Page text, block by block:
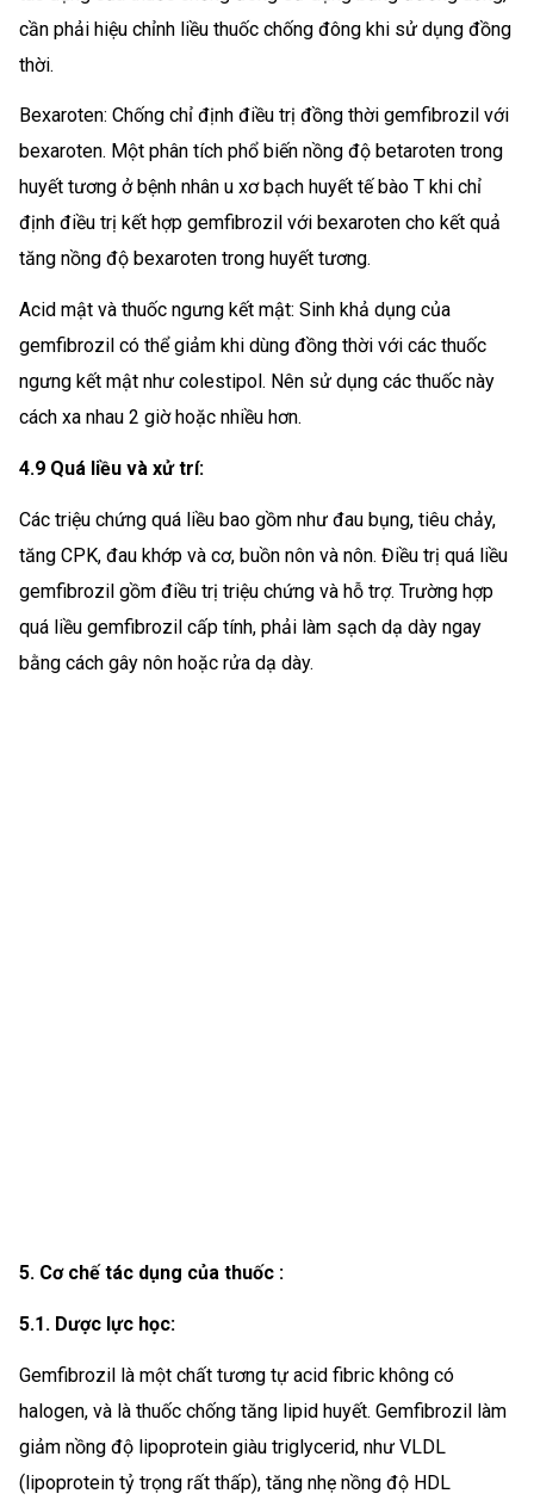
cần phải hiệu chỉnh liều thuốc chống đông khi sử dụng đồng
thời.
Bexaroten: Chống chỉ định điều trị đồng thời gemfibrozil với
bexaroten. Một phân tích phổ biến nồng độ betaroten trong
huyết tương ở bệnh nhân u xơ bạch huyết tế bào T khi chỉ
định điều trị kết hợp gemfibrozil với bexaroten cho kết quả
tăng nồng độ bexaroten trong huyết tương.
Acid mật và thuốc ngưng kết mật: Sinh khả dụng của
gemfibrozil có thể giảm khi dùng đồng thời với các thuốc
ngưng kết mật như colestipol. Nên sử dụng các thuốc này
cách xa nhau 2 giờ hoặc nhiều hơn.
4.9 Quá liều và xử trí:
Các triệu chứng quá liều bao gồm như đau bụng, tiêu chảy,
tăng CPK, đau khớp và cơ, buồn nôn và nôn. Điều trị quá liều
gemfibrozil gồm điều trị triệu chứng và hỗ trợ. Trường hợp
quá liều gemfibrozil cấp tính, phải làm sạch dạ dày ngay
bằng cách gây nôn hoặc rửa dạ dày.
5. Cơ chế tác dụng của thuốc :
5.1. Dược lực học:
Gemfibrozil là một chất tương tự acid fibric không có
halogen, và là thuốc chống tăng lipid huyết. Gemfibrozil làm
giảm nồng độ lipoprotein giàu triglycerid, như VLDL
(lipoprotein tỷ trọng rất thấp), tăng nhẹ nồng độ HDL